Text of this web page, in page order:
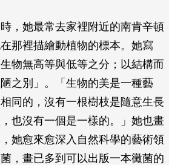
，她最常去家裡附近的南肯辛頓
那裡描繪動植物的標本。她寫
物無高等與低等之分；以結構而
之別」。「生物的美是一種藝
同的，沒有一根樹枝是隨意生長
也沒有一個是一樣的。」她也畫
她愈來愈深入自然科學的藝術領
，畫已多到可以出版一本黴菌的